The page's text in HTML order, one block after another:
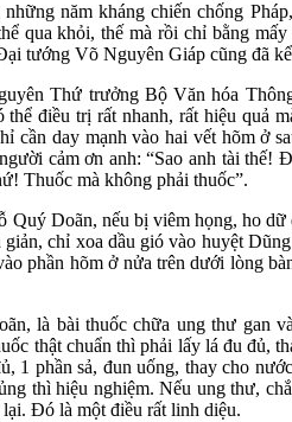
năm kháng chiến chống
qua khỏi, thế mà rồi chỉ bằng
tướng Võ Nguyên Giáp cũng đã
Thứ trưởng Bộ Văn hóa
thể điều trị rất nhanh, rất hiệu quả
cần day mạnh vào hai vết hõm ở
cảm ơn anh: “Sao anh tài thế!
Thuốc mà không phải thuốc”.
Doãn, nếu bị viêm họng, ho
chỉ xoa dầu gió vào huyệt
phần hõm ở nửa trên dưới lòng
là bài thuốc chữa ung thư gan
thật chuẩn thì phải lấy lá đu đủ,
1 phần sả, đun uống, thay cho
thì hiệu nghiệm. Nếu ung thư,
Đó là một điều rất linh diệu.